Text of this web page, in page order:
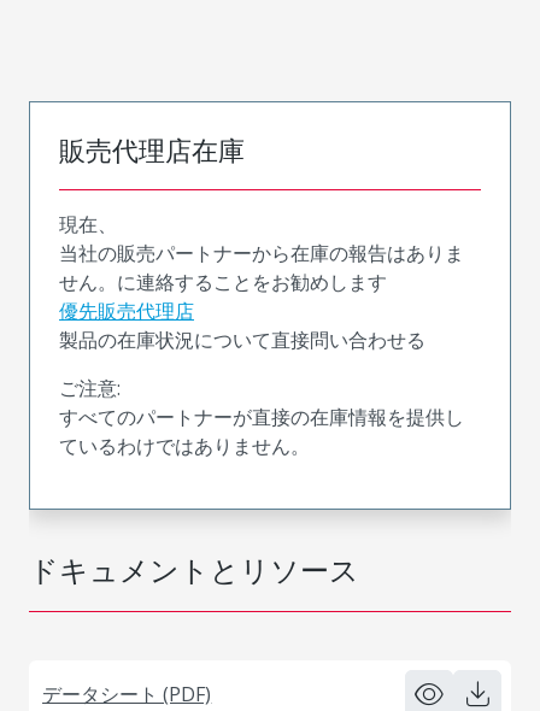
ドキュメントとリソース
データシート (PDF)
販売代理店在庫
現在、
当社の販売パートナーから在庫の報告はありま
せん。に連絡することをお勧めします
優先販売代理店
製品の在庫状況について直接問い合わせる
ご注意:
すべてのパートナーが直接の在庫情報を提供し
ているわけではありません。